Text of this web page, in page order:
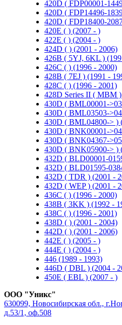
420D ( FDP00001-
420D ( FDP14496-
420D ( FDP18400-
420E ( ) (2007 - )
422E ( ) (2004 - )
424D ( ) (2001 - 2006)
426B ( 5YJ, 6KL )
426C ( ) (1996 - 2000)
428B ( 7EJ ) (1991 -
428C ( ) (1996 - 2001)
428D Series II ( MBM
430D ( BML00001-
430D ( BML03503-
430D ( BML04800-> )
430D ( BNK00001-
430D ( BNK04367-
430D ( BNK05900-> )
432D ( BLD00001-
432D ( BLD01595-
432D ( TDR ) (2001 -
432D ( WEP ) (2001 -
436C ( ) (1996 - 2000)
438B ( 3KK ) (1992 -
438C ( ) (1996 - 2001)
438D ( ) (2001 - 2004)
442D ( ) (2001 - 2006)
442E ( ) (2005 - )
444E ( ) (2004 - )
446 (1989 - 1993)
446D ( DBL ) (2004 -
450E ( EBL ) (2007 - )
ООО "Уникс"
630099, Новосибирская обл.,
д.53/1, оф.508